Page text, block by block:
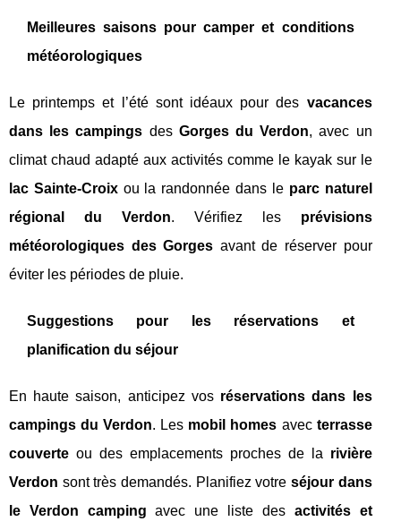
Meilleures saisons pour camper et conditions
météorologiques
Le printemps et l’été sont idéaux pour des vacances
dans les campings des Gorges du Verdon, avec un
climat chaud adapté aux activités comme le kayak sur le
lac Sainte-Croixou la randonnée dans le parc naturel
régional du Verdon. Vérifiez les prévisions
météorologiques des Gorges avant de réserver pour
éviter les périodes de pluie.
Suggestions pour les réservations et
planification du séjour
En haute saison, anticipez vos réservations dans les
campings du Verdon. Les mobil homes avec terrasse
couverte ou des emplacements proches de la rivière
Verdon sont très demandés. Planifiez votre séjour dans
le Verdon camping avec une liste des activités et